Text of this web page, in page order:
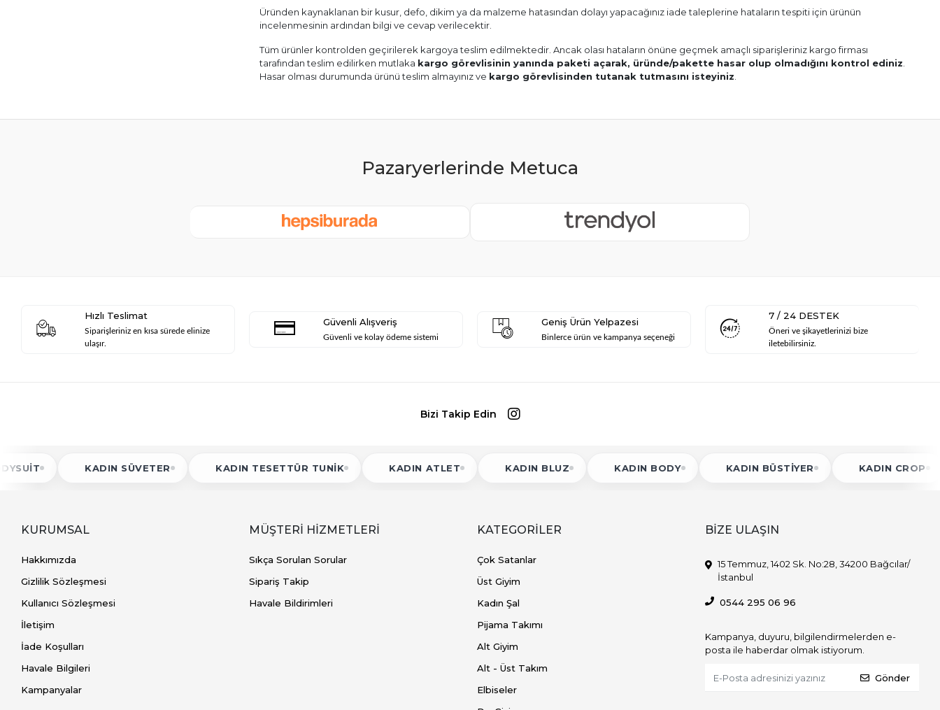
Üründen kaynaklanan bir kusur, defo, dikim ya da malzeme hatasından dolayı yapacağınız iade taleplerine hataların tespiti için ürünün
incelenmesinin ardından bilgi ve cevap verilecektir.
Tüm ürünler kontrolden geçirilerek kargoya teslim edilmektedir. Ancak olası hataların önüne geçmek amaçlı siparişleriniz kargo firması
tarafından teslim edilirken mutlaka kargo görevlisinin yanında paketi açarak, üründe/pakette hasar olup olmadığını kontrol ediniz
Hasar olması durumunda ürünü teslim almayınız ve kargo görevlisinden tutanak tutmasını isteyiniz
Hızlı Teslimat
Siparişleriniz en kısa sürede elinize
ulaşır.
Güvenli Alışveriş
Güvenli ve kolay ödeme sistemi
Geniş Ürün Yelpazesi
Binlerce ürün ve kampanya seçeneği
7 / 24 DESTEK
Öneri ve şikayetlerinizi bize
iletebilirsiniz.
Bizi Takip Edin
KADIN SÜVETER KADIN TESETTÜR TUNIK KADIN ATLET KADIN BLUZ KADIN BODY KADIN BÜSTIYER KADIN CROP
KURUMSAL
Hakkımızda
Gizlilik Sözleşmesi
Kullanıcı Sözleşmesi
İletişim
İade Koşulları
Havale Bilgileri
Kampanyalar
MÜŞTERİ HİZMETLERİ
Sıkça Sorulan Sorular
Sipariş Takip
Havale Bildirimleri
KATEGORİLER
Çok Satanlar
Üst Giyim
Kadın Şal
Pijama Takımı
Alt Giyim
Alt - Üst Takım
Elbiseler
BİZE ULAŞIN
15 Temmuz, 1402 Sk. No:28, 34200 Bağcılar/
İstanbul
0544 295 06 96
Kampanya, duyuru, bilgilendirmelerden e-
posta ile haberdar olmak istiyorum.
Gönder